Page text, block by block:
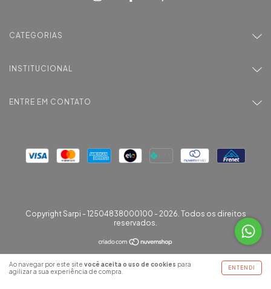
Ao navegar por este site você aceita o uso de cookies para
agilizar a sua experiência de compra.
ENTENDI
CATEGORIAS
INSTITUCIONAL
ENTRE EM CONTATO
Copyright Sarpi - 12504838000100 - 2026. Todos os direitos
reservados.